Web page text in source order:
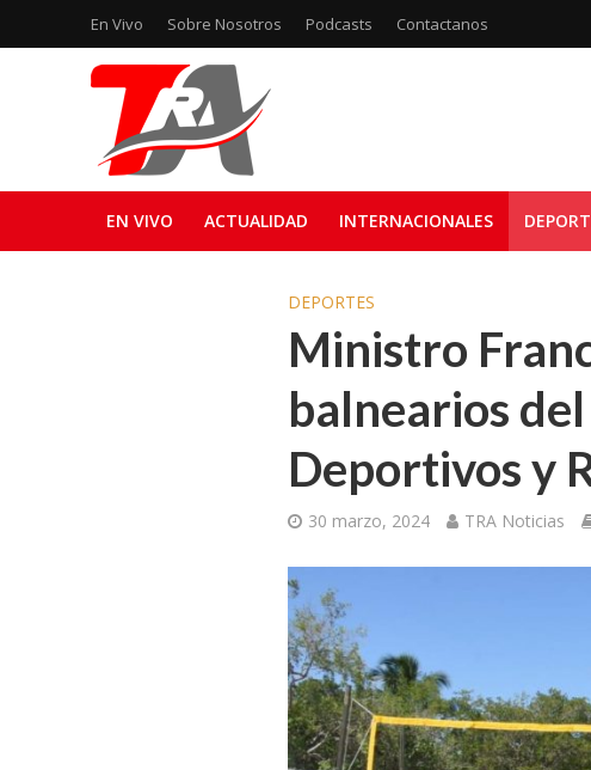
En Vivo Sobre Nosotros Podcasts Contactanos
EN VIVO ACTUALIDAD INTERNACIONALES
DEPORTES
Ministro
balnearios
Deportivos y
30 marzo, 2024 TRA Noticias